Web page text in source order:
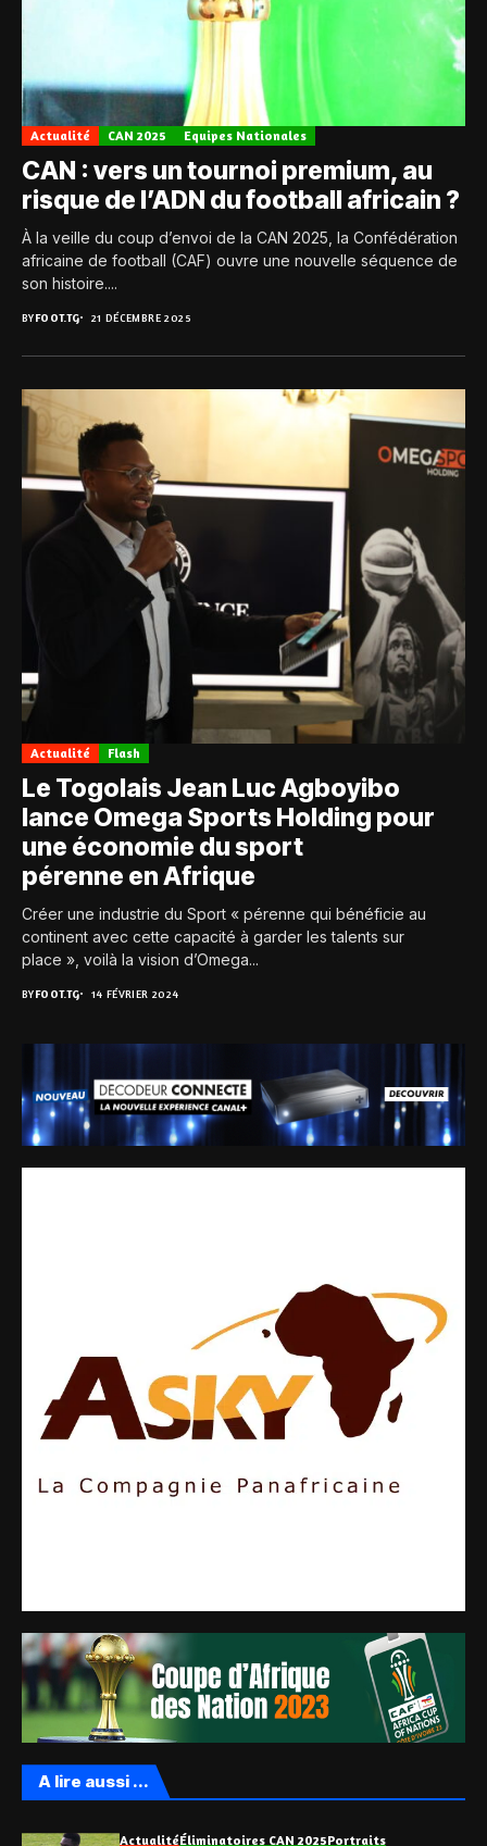
Actualité CAN 2025 Equipes Nationales
CAN : vers un tournoi premium, au
risque de l’ADN du football africain ?
À la veille du coup d’envoi de la CAN 2025, la Confédération
africaine de football (CAF) ouvre une nouvelle séquence de
son histoire....
BYFOOT.TG 21 DÉCEMBRE 2025
Actualité Flash
Le Togolais Jean Luc Agboyibo
lance Omega Sports Holding pour
une économie du sport
pérenne en Afrique
Créer une industrie du Sport « pérenne qui bénéficie au
continent avec cette capacité à garder les talents sur
place », voilà la vision d’Omega...
BYFOOT.TG 14 FÉVRIER 2024
A lire aussi ...
ActualitéÉliminatoires CAN 2025Portraits